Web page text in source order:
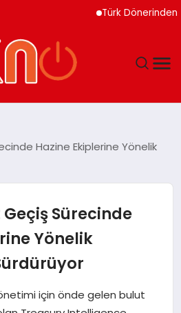
Türk Dönerinden
Hazine Ekiplerine Yönelik
Geçiş Sürecinde
Yönelik
için önde gelen bulut